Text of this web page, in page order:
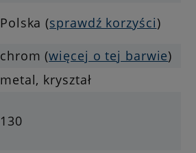
Polska (sprawdź korzyści)
chrom (więcej o tej barwie)
metal, kryształ
130